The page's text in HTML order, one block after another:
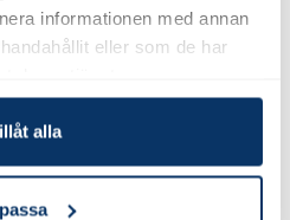
informationen med annan
eller som de har
alla
ränder av rinnande
eller om vatten riskerar att
Undvik tvätta ytor i